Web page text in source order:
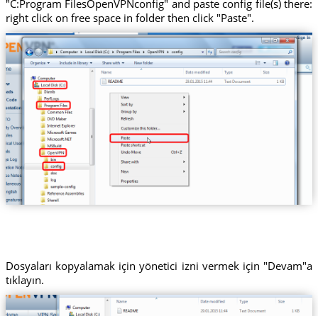
"C:Program FilesOpenVPNconfig" and paste config file(s) there:
right click on free space in folder then click "Paste".
Dosyaları kopyalamak için yönetici izni vermek için "Devam"a
tıklayın.